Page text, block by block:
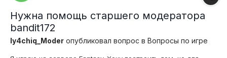
Нужна помощь старшего модератора
bandit172
ly4chiq_Moder опубликовал вопрос в Вопросы по игре